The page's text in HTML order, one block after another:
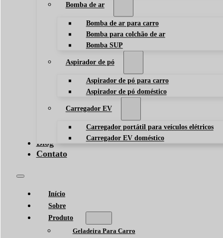
Bomba de ar
Bomba de ar para carro
Bomba para colchão de ar
Bomba SUP
Aspirador de pó
Aspirador de pó para carro
Aspirador de pó doméstico
Carregador EV
Carregador portátil para veículos elétricos
Carregador EV doméstico
Blog
Contato
Início
Sobre
Produto
Geladeira Para Carro